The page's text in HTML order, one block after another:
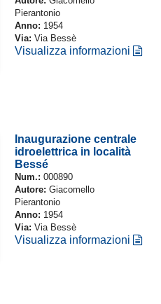
Pierantonio
Anno: 1954
Via: Via Bessè
Visualizza informazioni
Inaugurazione centrale
idroelettrica in località
Bessé
Num.: 000890
Autore: Giacomello
Pierantonio
Anno: 1954
Via: Via Bessè
Visualizza informazioni